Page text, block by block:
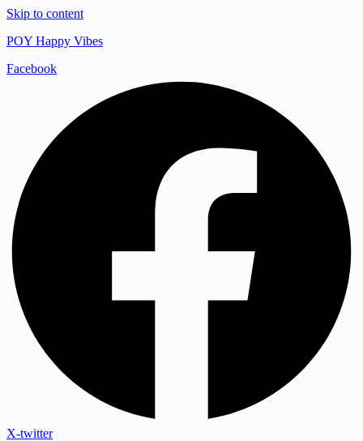
Skip to content
POY Happy Vibes
Facebook
X-twitter